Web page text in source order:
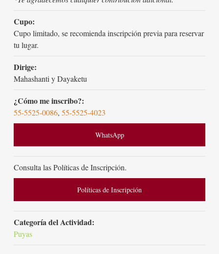
Cupo:
Cupo limitado, se recomienda inscripción previa para reservar
tu lugar.
Dirige:
Mahashanti y Dayaketu
¿Cómo me inscribo?:
55-5525-0086,55-5525-4023
WhatsApp
Consulta las Políticas de Inscripción.
Políticas de Inscripción
Categoría del Actividad:
Puyas